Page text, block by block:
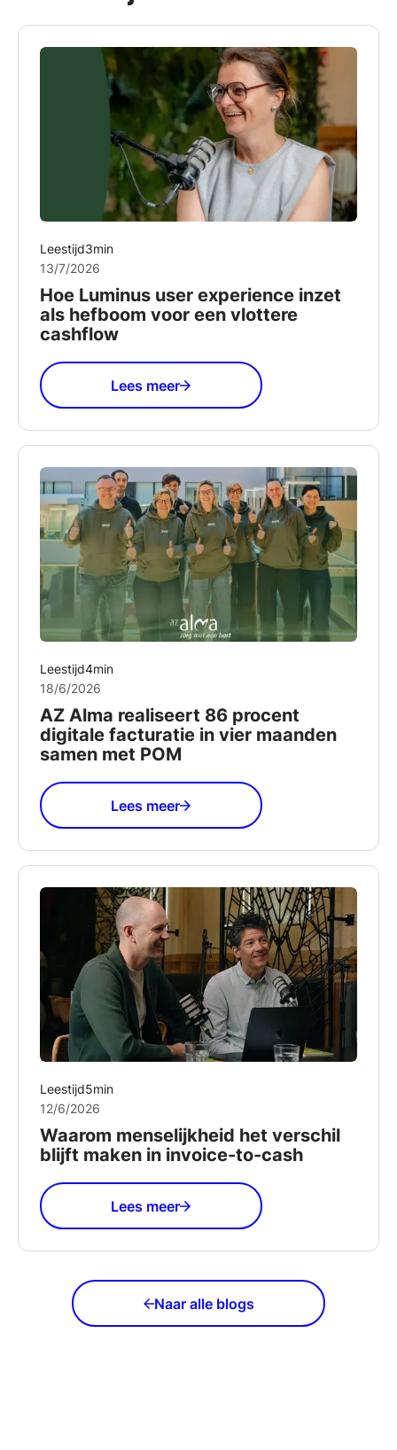
Leestijd3min
13/7/2026
Hoe Luminus user experience inzet
als hefboom voor een vlottere
cashflow
Lees meer
Leestijd4min
18/6/2026
AZ Alma realiseert 86 procent
digitale facturatie in vier maanden
samen met POM
Lees meer
Leestijd5min
12/6/2026
Waarom menselijkheid het verschil
blijft maken in invoice-to-cash
Lees meer
Naar alle blogs